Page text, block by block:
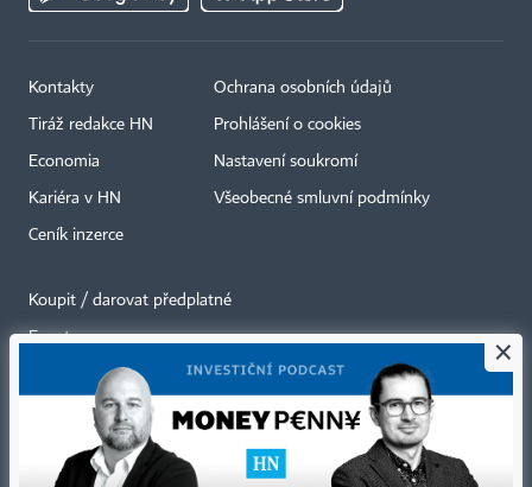
Kontakty
Tiráž redakce HN
Economia
Kariéra v HN
Ceník inzerce
Ochrana osobních údajů
Prohlášení o cookies
Nastavení soukromí
Všeobecné smluvní podmínky
Koupit / darovat předplatné
Eventy
Newslettery
RSS kanály
×